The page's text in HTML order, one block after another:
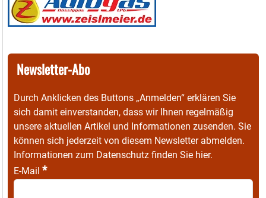
Newsletter-Abo
Durch Anklicken des Buttons „Anmelden“ erklären Sie
sich damit einverstanden, dass wir Ihnen regelmäßig
unsere aktuellen Artikel und Informationen zusenden. Sie
können sich jederzeit von diesem Newsletter abmelden.
Informationen zum Datenschutz finden Sie hier.
E-Mail *